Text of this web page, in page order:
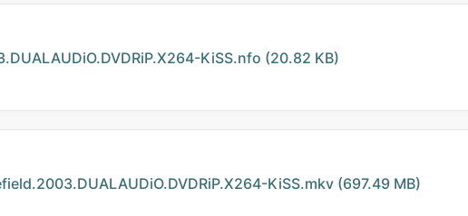
KiSS.nfo (20.82 KB)
KiSS.mkv (697.49 MB)